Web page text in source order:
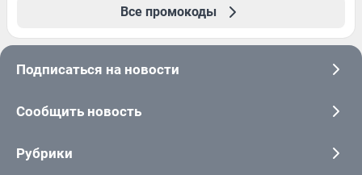
Все промокоды
Подписаться на новости
Сообщить новость
Рубрики